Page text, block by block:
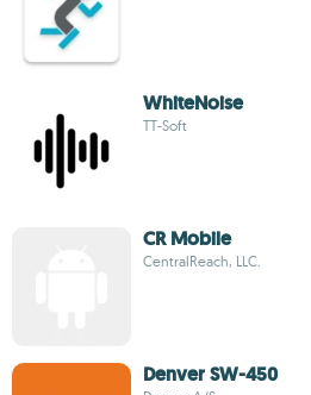
WhiteNoise
TT-Soft
CR Mobile
CentralReach, LLC.
Denver SW-450